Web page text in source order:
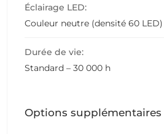
Éclairage LED:
Couleur neutre (densité 60 LED)
Durée de vie:
Standard – 30 000 h
Options supplémentaires